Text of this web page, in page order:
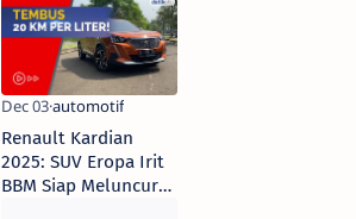
Renault Kardian
2025: SUV Eropa Irit
BBM Siap Meluncur